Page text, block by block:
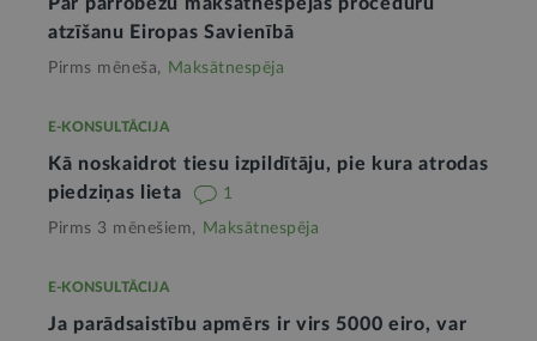
atzīšanu Eiropas Savienībā
Pirms mēneša, Maksātnespēja
E-KONSULTĀCIJA
Kā noskaidrot tiesu izpildītāju, pie kura atrodas
piedziņas lieta
1
Pirms 3 mēnešiem, Maksātnespēja
E-KONSULTĀCIJA
Ja parādsaistību apmērs ir virs 5000 eiro, var